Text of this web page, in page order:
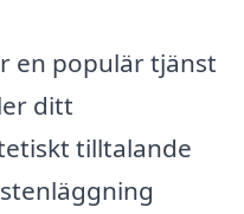
en populär tjänst
ditt
tilltalande